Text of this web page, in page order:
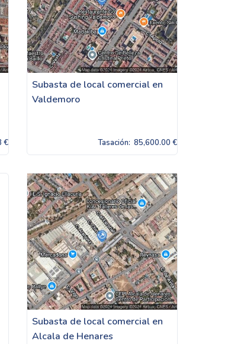
€
Subasta de local comercial en
Valdemoro
Tasación: 85,600.00 €
Subasta de local comercial en
Alcala de Henares